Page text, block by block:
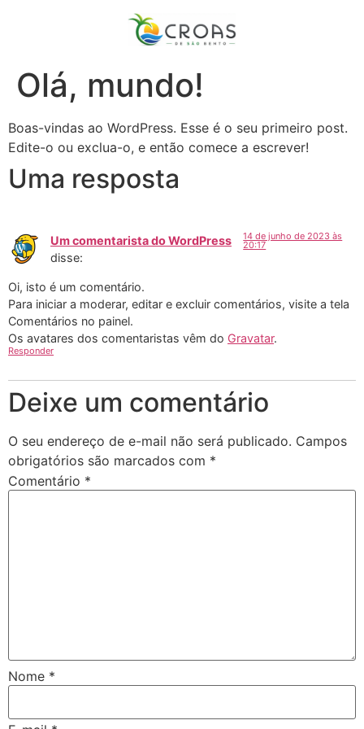
Olá, mundo!
Boas-vindas ao WordPress. Esse é o seu primeiro post.
Edite-o ou exclua-o, e então comece a escrever!
Uma resposta
Um comentarista do WordPress
disse:
14 de junho de 2023 às
20:17
Oi, isto é um comentário.
Para iniciar a moderar, editar e excluir comentários, visite a tela
Comentários no painel.
Os avatares dos comentaristas vêm do Gravatar.
Responder
Deixe um comentário
O seu endereço de e-mail não será publicado. Campos
obrigatórios são marcados com *
Comentário *
Nome *